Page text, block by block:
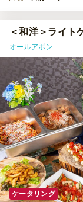
＜和洋＞ライト
オールアボン
ケータリング